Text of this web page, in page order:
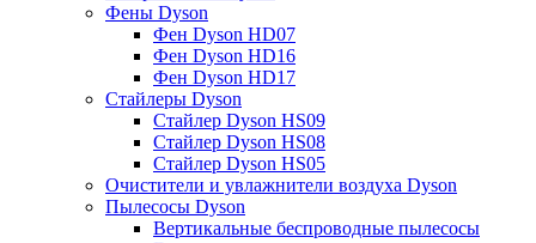
Фены Dyson
Фен Dyson HD07
Фен Dyson HD16
Фен Dyson HD17
Стайлеры Dyson
Стайлер Dyson HS09
Стайлер Dyson HS08
Стайлер Dyson HS05
Очистители и увлажнители воздуха Dyson
Пылесосы Dyson
Вертикальные беспроводные пылесосы